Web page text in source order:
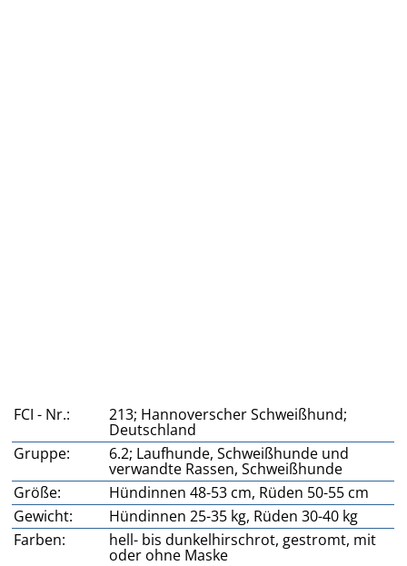
FCI - Nr.: 213; Hannoverscher Schweißhund;
Deutschland
Gruppe:
6.2; Laufhunde, Schweißhunde und
verwandte Rassen, Schweißhunde
Größe:
Hündinnen 48-53 cm, Rüden 50-55 cm
Gewicht:
Hündinnen 25-35 kg, Rüden 30-40 kg
Farben:
hell- bis dunkelhirschrot, gestromt, mit
oder ohne Maske